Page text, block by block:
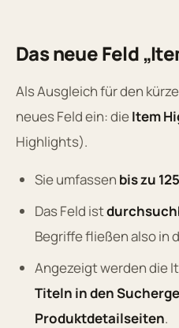
Das neue Feld
Als Ausgleich für den
neues Feld ein: dieItem
Highlights).
Sie umfassen bis zu
Das Feld ist
Begriffe fließen also in
Angezeigt werden die
Titeln in den
Produktdetailseiten.